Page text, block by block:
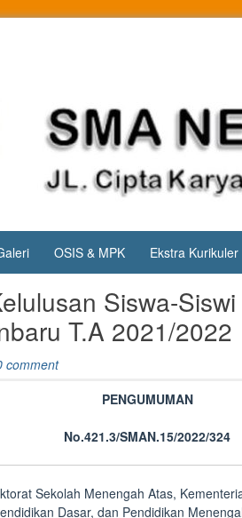
OSIS & MPK Ekstra Kurikuler
Siswa-
T.A 2021/2022
comment
PENGUMUMAN
No.421.3/SMAN.15/2022/324
Sekolah Menengah Atas,
Dasar, dan Pendidikan